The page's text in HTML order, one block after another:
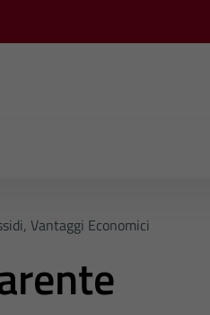
Vantaggi Economici